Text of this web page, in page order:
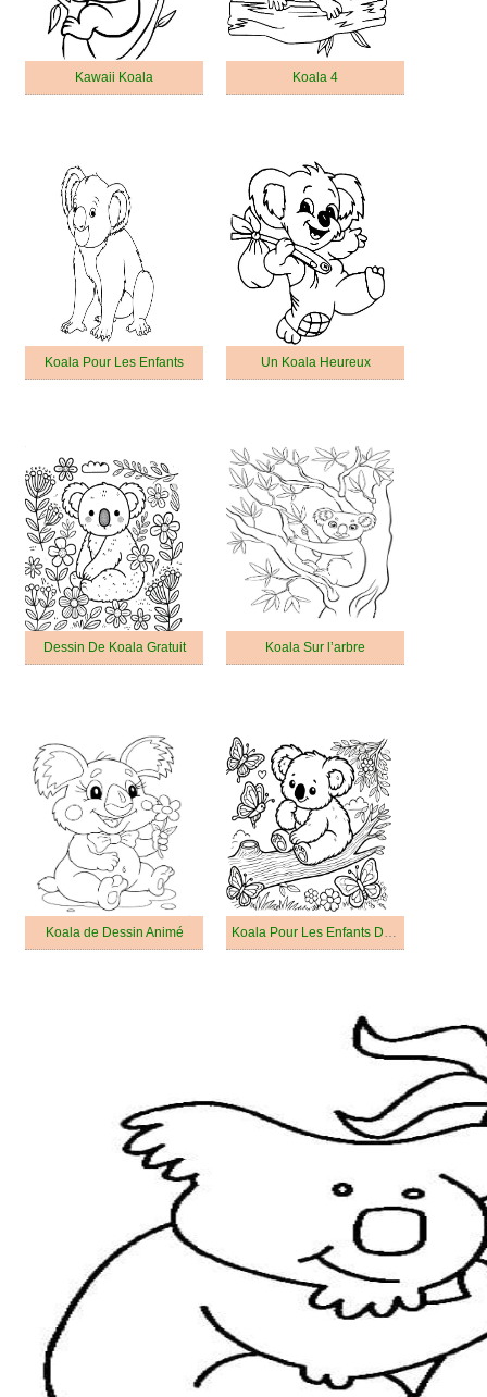
Kawaii Koala Koala 4
Koala Pour Les Enfants Un Koala Heureux
Dessin De Koala Gratuit Koala Sur l’arbre
Koala de Dessin Animé Koala Pour Les Enfants De 6 An